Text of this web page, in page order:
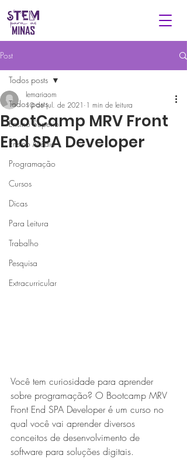
Post
Todos posts
Ensino Superior
Ensino Médio
Programação
Cursos
Dicas
Para Leitura
Trabalho
Pesquisa
Extracurricular
Todos posts
BootCamp MRV Front
End SPA Developer
lemariaom
10 de jul. de 2021 1 min de leitura
Você tem curiosidade para aprender
sobre programação? O Bootcamp MRV
Front End SPA Developer é um curso no
qual você vai aprender diversos
conceitos de desenvolvimento de
software para soluções digitais.